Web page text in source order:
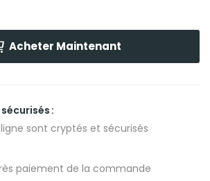
Acheter Maintenant
sont cryptés et sécurisés
paiement de la commande